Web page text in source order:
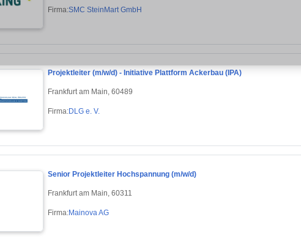
Firma:SMC SteinMart GmbH
Projektleiter (m/w/d) - Initiative Plattform Ackerbau (IPA)
Frankfurt am Main, 60489
Firma:DLG e. V.
Senior Projektleiter Hochspannung (m/w/d)
Frankfurt am Main, 60311
Firma:Mainova AG